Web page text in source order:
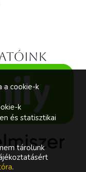
a cookie-k
k
és statisztikai
tárolunk
.